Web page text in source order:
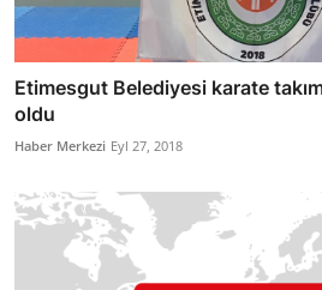
Etimesgut Belediyesi karate
oldu
Haber Merkezi Eyl 27, 2018